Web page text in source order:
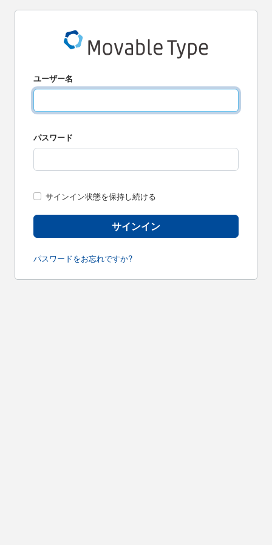
ユーザー名
パスワード
サインイン状態を保持し続ける
パスワードをお忘れですか?
サインイン